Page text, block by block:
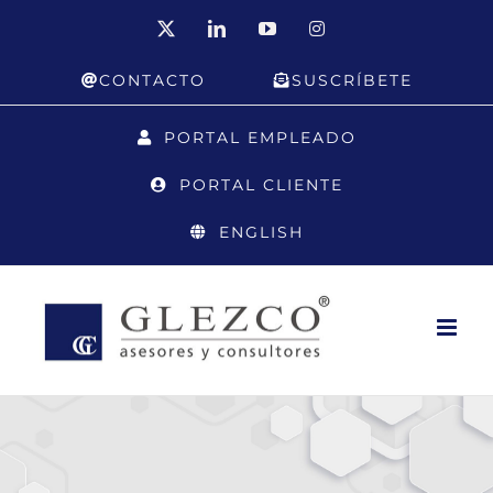
LinkedInYouTubeInstagram
CONTACTO SUSCRÍBETE
PORTAL EMPLEADO
PORTAL CLIENTE
ENGLISH